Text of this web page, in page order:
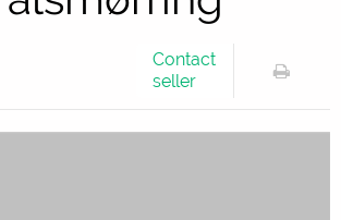
Contact
seller